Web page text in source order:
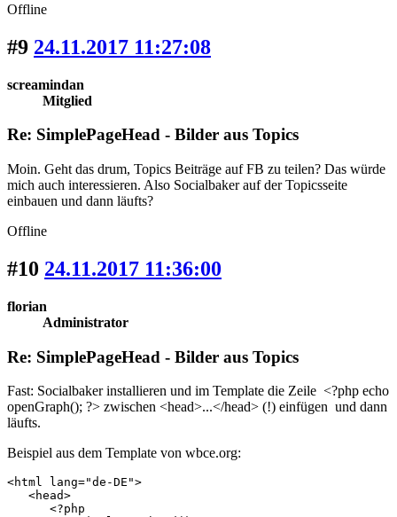
Offline
#9 24.11.2017 11:27:08
screamindan
Mitglied
Re: SimplePageHead - Bilder aus Topics
Moin. Geht das drum, Topics Beiträge auf FB zu teilen? Das würde
mich auch interessieren. Also Socialbaker auf der Topicsseite
einbauen und dann läufts?
Offline
#10 24.11.2017 11:36:00
florian
Administrator
Re: SimplePageHead - Bilder aus Topics
Fast: Socialbaker installieren und im Template die Zeile <?php echo
openGraph(); ?> zwischen <head>...</head> (!) einfügen und dann
läufts.
Beispiel aus dem Template von wbce.org:
<html lang="de-DE">
   <head>
      <?php